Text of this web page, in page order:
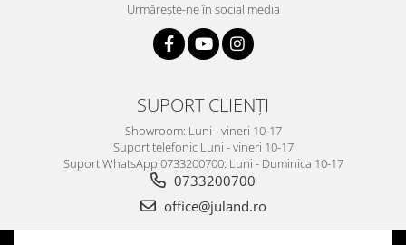
Urmărește-ne în social media
SUPORT CLIENȚI
Showroom: Luni - vineri 10-17
Suport telefonic Luni - vineri 10-17
Suport WhatsApp 0733200700: Luni - Duminica 10-17
0733200700
office@juland.ro